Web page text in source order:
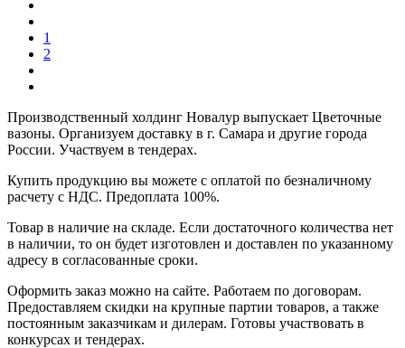
1
2
Производственный холдинг Новалур выпускает Цветочные
вазоны. Организуем доставку в г. Самара и другие города
России. Участвуем в тендерах.
Купить продукцию вы можете с оплатой по безналичному
расчету с НДС. Предоплата 100%.
Товар в наличие на складе. Если достаточного количества нет
в наличии, то он будет изготовлен и доставлен по указанному
адресу в согласованные сроки.
Оформить заказ можно на сайте. Работаем по договорам.
Предоставляем скидки на крупные партии товаров, а также
постоянным заказчикам и дилерам. Готовы участвовать в
конкурсах и тендерах.